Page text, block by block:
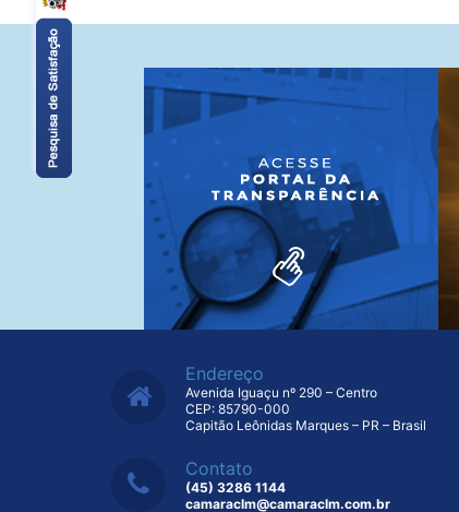
Endereço
Avenida Iguaçu nº 290 – Centro
CEP: 85790-000
Capitão Leônidas Marques – PR – Brasil
Contato
(45) 3286 1144
camaraclm@camaraclm.com.br